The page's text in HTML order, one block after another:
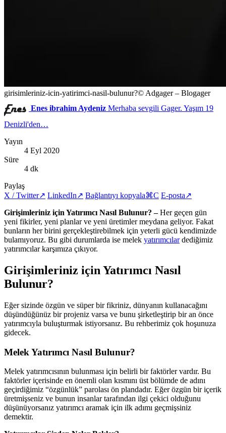
girisimleriniz-icin-yatirimci-nasil-bulunur?© Adgager – Blogager
Enes ibrahim Aydeniz Merhaba sevgili Gager. Yaşım 19
Denizli'den…
Yayın
4 Eyl 2020
Süre
4 dk
Paylaş
X / Twitter↗ LinkedIn↗ Bağlantıyı kopyala⌘C E-posta↗
Girişimleriniz için Yatırımcı Nasıl Bulunur? –Her geçen gün
yeni fikirler, yeni planlar ve yeni üretimler meydana geliyor. Fakat
bunların her birini gerçekleştirebilmek için yeterli gücü kendimizde
bulamıyoruz. Bu gibi durumlarda ise melek yatırımcılardediğimiz
yatırımcılar karşımıza çıkıyor.
Girişimleriniz için Yatırımcı Nasıl
Bulunur?
Eğer sizinde özgün ve süper bir fikriniz, dünyanın kullanacağını
düşündüğünüz bir projeniz varsa ve bunu şirketleştirip bir an önce
yatırımcıyla buluşturmak istiyorsanız. Bu rehberimiz çok hoşunuza
gidecek.
Melek Yatırımcı Nasıl Bulunur?
Melek yatırımcısının bulunması için belirli bir faktörler vardır. Bu
faktörler içerisinde en önemli olan kısmını üst bölümde de adını
geçirdiğimiz “özgünlük” parolası ön plandadır. Eğer özgün bir içerik
üretmişseniz ve bunun insanlar tarafından ilgi çekici olduğunu
düşünüyorsanız yatırımcı aramak için ilk adımı geçmişsiniz
demektir.